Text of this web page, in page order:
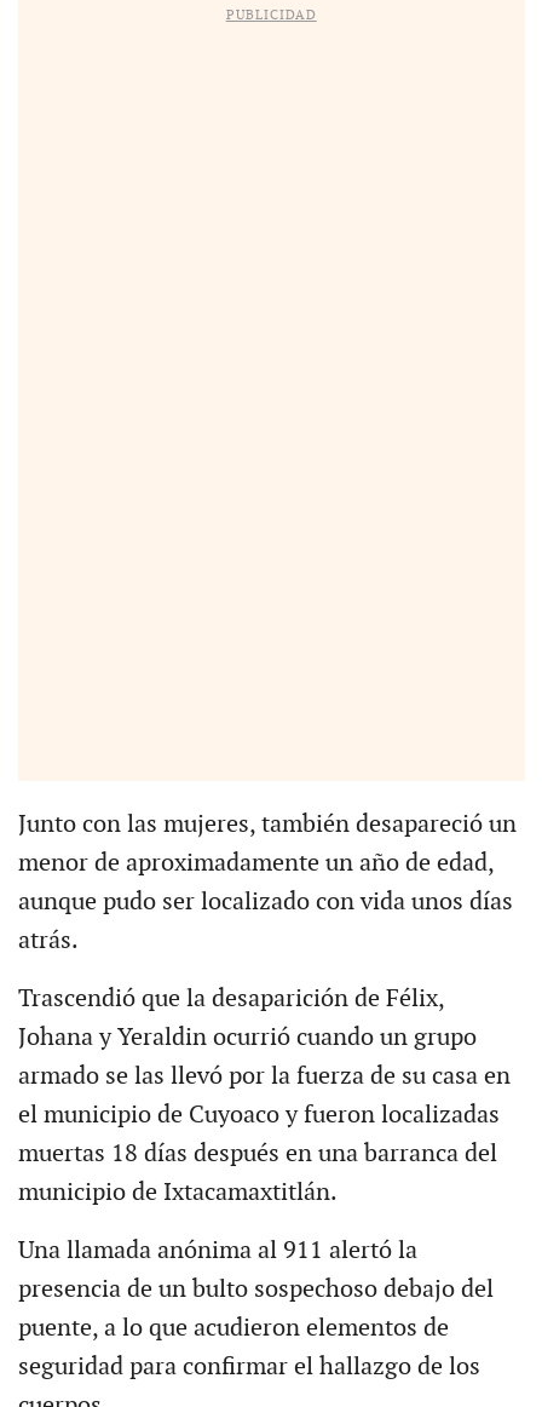
PUBLICIDAD
Junto con las mujeres, también desapareció un
menor de aproximadamente un año de edad,
aunque pudo ser localizado con vida unos días
atrás.
Trascendió que la desaparición de Félix,
Johana y Yeraldin ocurrió cuando un grupo
armado se las llevó por la fuerza de su casa en
el municipio de Cuyoaco y fueron localizadas
muertas 18 días después en una barranca del
municipio de Ixtacamaxtitlán.
Una llamada anónima al 911 alertó la
presencia de un bulto sospechoso debajo del
puente, a lo que acudieron elementos de
seguridad para confirmar el hallazgo de los